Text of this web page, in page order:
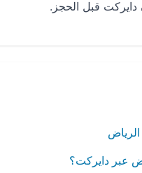
قبل الحجز.
عبر دايركت؟